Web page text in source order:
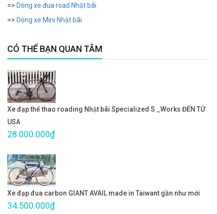
=> Dòng xe đua road Nhật bãi
=> Dòng xe Mini Nhật bãi
CÓ THỂ BẠN QUAN TÂM
Xe đạp thể thao roading Nhật bãi Specialized S _Works ĐẾN TỪ
USA
28.000.000₫
Xe đạp đua carbon GIANT AVAIL made in Taiwant gần như mới
34.500.000₫